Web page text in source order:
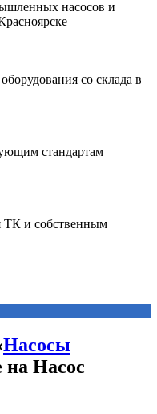
Насосы
на Насос